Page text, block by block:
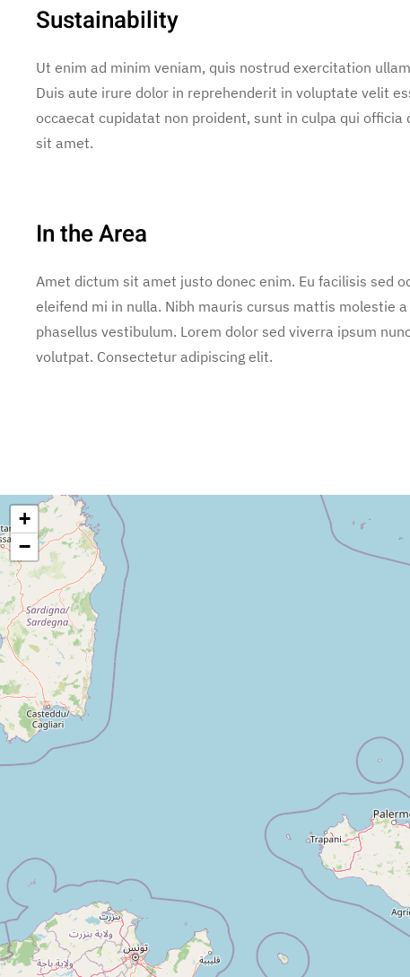
Sustainability
Ut enim ad minim veniam, quis nostrud exercitation
Duis aute irure dolor in reprehenderit in voluptate velit
occaecat cupidatat non proident, sunt in culpa qui
sit amet.
In the Area
Amet dictum sit amet justo donec enim. Eu facilisis sed
eleifend mi in nulla. Nibh mauris cursus mattis molestie
phasellus vestibulum. Lorem dolor sed viverra ipsum
volutpat. Consectetur adipiscing elit.
+
−